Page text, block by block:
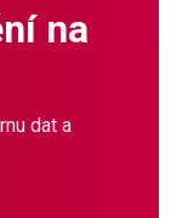
na
dat a